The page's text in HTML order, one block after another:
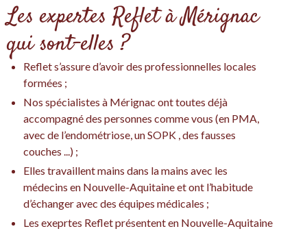
Les expertes Reflet à Mérignac
qui sont-elles ?
Reflet s’assure d’avoir des professionnelles locales
formées ;
Nos spécialistes à Mérignac ont toutes déjà
accompagné des personnes comme vous (en PMA,
avec de l’endométriose, un SOPK , des fausses
couches ...) ;
Elles travaillent mains dans la mains avec les
médecins en Nouvelle-Aquitaine et ont l’habitude
d’échanger avec des équipes médicales ;
Les exeprtes Reflet présentent en Nouvelle-Aquitaine